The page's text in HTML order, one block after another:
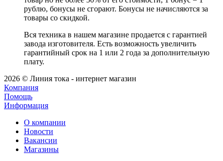
рублю, бонусы не сгорают. Бонусы не начисляются за
товары со скидкой.
Вся техника в нашем магазине продается с гарантией
завода изготовителя. Есть возможность увеличить
гарантийный срок на 1 или 2 года за дополнительную
плату.
2026 © Линия тока - интернет магазин
Компания
Помощь
Информация
О компании
Новости
Вакансии
Магазины